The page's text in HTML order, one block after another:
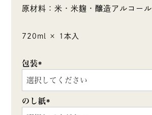
原材料：米・米麹・醸造アルコール
720ml × 1本入
包装
(必
須)
のし紙